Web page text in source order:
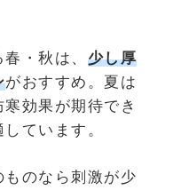
・秋は、 少し厚
がおすすめ。夏は
寒効果が期待でき
しています。
のなら刺激が少